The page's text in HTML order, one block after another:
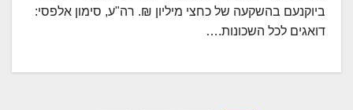
ביוקנעם בהשקעה של כחצי מיליון ₪. רה"ע, סימון אלפסי:
דואגים לכל השכונות.…